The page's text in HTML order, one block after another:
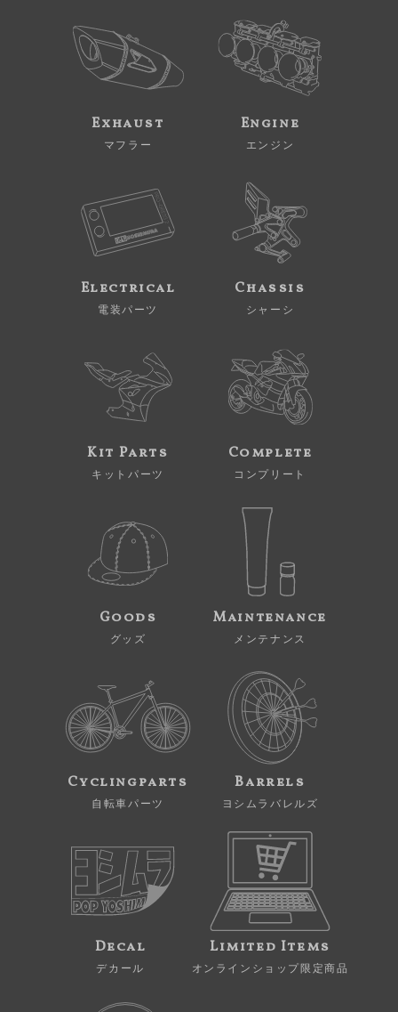
Exhaust
マフラー
Engine
エンジン
Electrical
電装パーツ
Chassis
シャーシ
Kit Parts
キットパーツ
Complete
コンプリート
Goods
グッズ
Maintenance
メンテナンス
Cyclingparts
自転車パーツ
Barrels
ヨシムラバレルズ
Decal
デカール
Limited Items
オンラインショップ限定商品